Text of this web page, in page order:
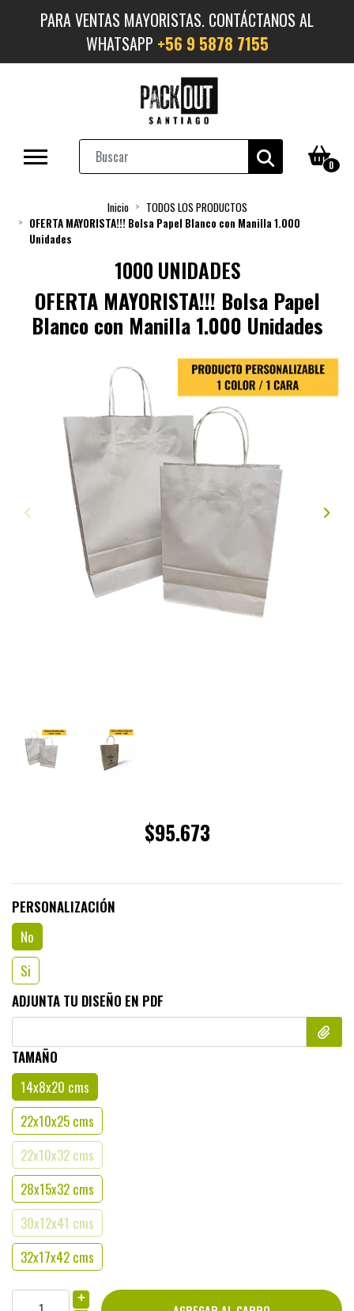
PARA VENTAS MAYORISTAS. CONTÁCTANOS AL
WHATSAPP +56 9 5878 7155
0
Inicio
TODOS LOS PRODUCTOS
OFERTA MAYORISTA!!! Bolsa Papel Blanco con Manilla 1.000
Unidades
1000 UNIDADES
OFERTA MAYORISTA!!! Bolsa Papel
Blanco con Manilla 1.000 Unidades
$95.673
PERSONALIZACIÓN
No
Si
ADJUNTA TU DISEÑO EN PDF
TAMAÑO
14x8x20 cms
22x10x25 cms
22x10x32 cms
28x15x32 cms
30x12x41 cms
32x17x42 cms
+